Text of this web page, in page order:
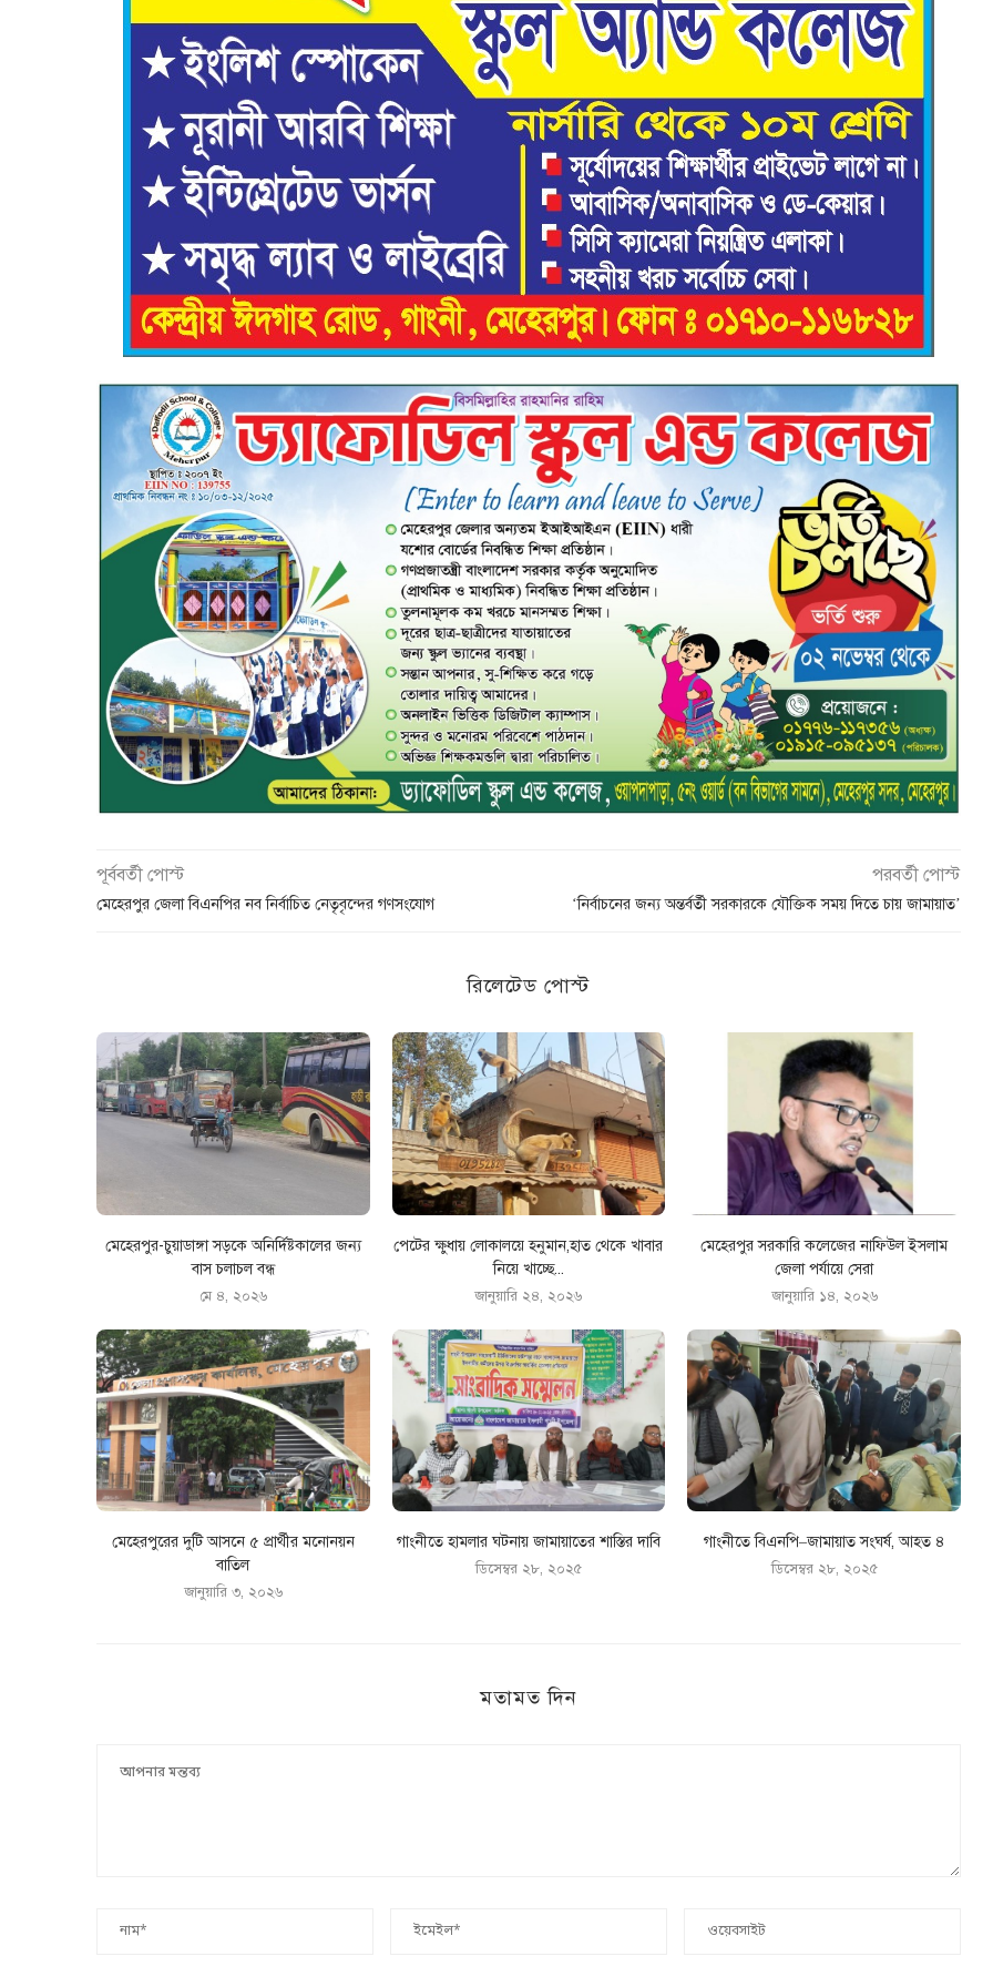
পূর্ববর্তী পোস্ট
মেহেরপুর জেলা বিএনপির নব নির্বাচিত নেতৃবৃন্দের গণসংযোগ
পরবর্তী পোস্ট
‘নির্বাচনের জন্য অন্তর্বর্তী সরকারকে যৌক্তিক সময় দিতে চায় জামায়াত’
রিলেটেড পোস্ট
মেহেরপুর-চুয়াডাঙ্গা সড়কে অনির্দিষ্টকালের জন্য
বাস চলাচল বন্ধ
মে ৪, ২০২৬
পেটের ক্ষুধায় লোকালয়ে হনুমান,হাত থেকে খাবার
নিয়ে খাচ্ছে...
জানুয়ারি ২৪, ২০২৬
মেহেরপুর সরকারি কলেজের নাফিউল ইসলাম
জেলা পর্যায়ে সেরা
জানুয়ারি ১৪, ২০২৬
মেহেরপুরের দুটি আসনে ৫ প্রার্থীর মনোনয়ন
বাতিল
জানুয়ারি ৩, ২০২৬
গাংনীতে হামলার ঘটনায় জামায়াতের শাস্তির দাবি
ডিসেম্বর ২৮, ২০২৫
গাংনীতে বিএনপি–জামায়াত সংঘর্ষ, আহত ৪
ডিসেম্বর ২৮, ২০২৫
মতামত দিন